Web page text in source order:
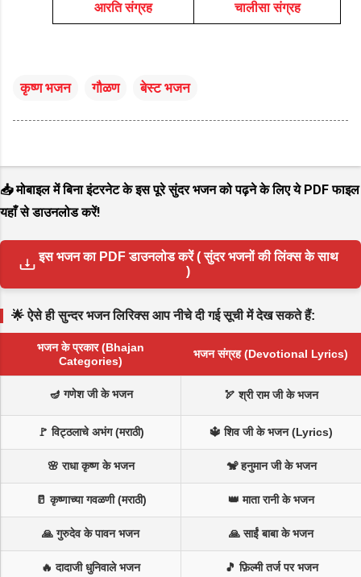
आरति संग्रह चालीसा संग्रह
कृष्ण भजन गौळण बेस्ट भजन
📥 मोबाइल में बिना इंटरनेट के इस पूरे सुंदर भजन को पढ़ने के लिए ये PDF फाइल
यहाँ से डाउनलोड करें!
इस भजन का PDF डाउनलोड करें ( सुंदर भजनों की लिंक्स के साथ
)
🌟 ऐसे ही सुन्दर भजन लिरिक्स आप नीचे दी गई सूची में देख सकते हैं:
भजन के प्रकार (Bhajan
Categories)
भजन संग्रह (Devotional Lyrics)
🪔 गणेश जी के भजन 🏹 श्री राम जी के भजन
🚩 विट्ठलाचे अभंग (मराठी) 🔱 शिव जी के भजन (Lyrics)
🌸 राधा कृष्ण के भजन 🐒 हनुमान जी के भजन
🥛 कृष्णाच्या गवळणी (मराठी) 👑 माता रानी के भजन
🙏 गुरुदेव के पावन भजन 🙏 साईं बाबा के भजन
🔥 दादाजी धुनिवाले भजन 🎵 फ़िल्मी तर्ज पर भजन